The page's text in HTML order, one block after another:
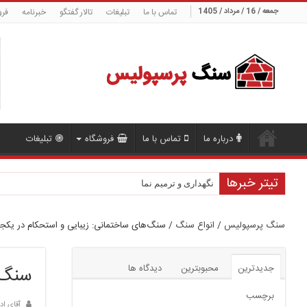
جمعه / 16 / مرداد / 1405 تماس با ما تبلیغات تالار گفتگو خبرنامه
درباره ما تماس با ما فروشگاه تبلیغات
تیتر خبرها نگهداری و ترمیم نما
روش‌های نصب شیشه نما
سنگ پرسپولیس/ انواع سنگ / سنگ‌های ساختمانی: زیبایی و استحکام در
جدیدترین محبوبترین
دیدگاه ها
برچسب